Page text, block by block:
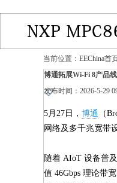
当前位置： EEChina首
博通拓展Wi-Fi 8产品
发布时间：2026-5-29
5月27日， 博通 （
网络及多千兆宽带
随着 AIoT 设备普
值 46Gbps 理论带